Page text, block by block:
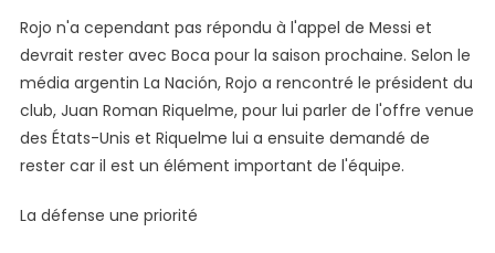
Rojo n'a cependant pas répondu à l'appel de Messi et
devrait rester avec Boca pour la saison prochaine. Selon le
média argentin La Nación, Rojo a rencontré le président du
club, Juan Roman Riquelme, pour lui parler de l'offre venue
des États-Unis et Riquelme lui a ensuite demandé de
rester car il est un élément important de l'équipe.
La défense une priorité